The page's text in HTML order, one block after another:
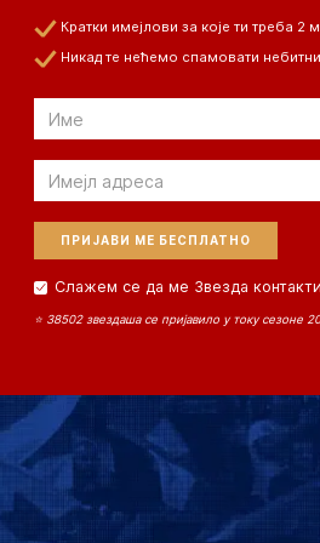
Кратки имејлови за које ти треба 2
Никад те нећемо спамовати
Email
Email
Слажем се да ме Звезда
⭐ 38502 звездаша се пријавило у току сезоне